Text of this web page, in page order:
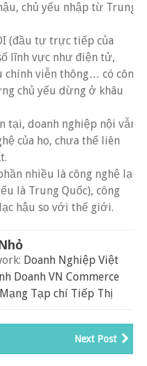
chủ yếu nhập từ Trung
(đầu tư trực tiếp của
lĩnh vực như điện tử,
viễn thông… có công
chủ yếu dừng ở khâu
tại, doanh nghiệp nội vẫn
của họ, chưa thể liên
nhiều là công nghệ lạc
là Trung Quốc), công
hậu so với thế giới.
Doanh Nghiệp Việt
Doanh VN Commerce
Tạp chí Tiếp Thị
Next Post